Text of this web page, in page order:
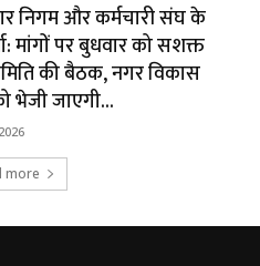
निगम और कर्मचारी संघ के
मांगों पर बुधवार को सशक्त
की बैठक, नगर विकास
भेजी जाएगी...
more